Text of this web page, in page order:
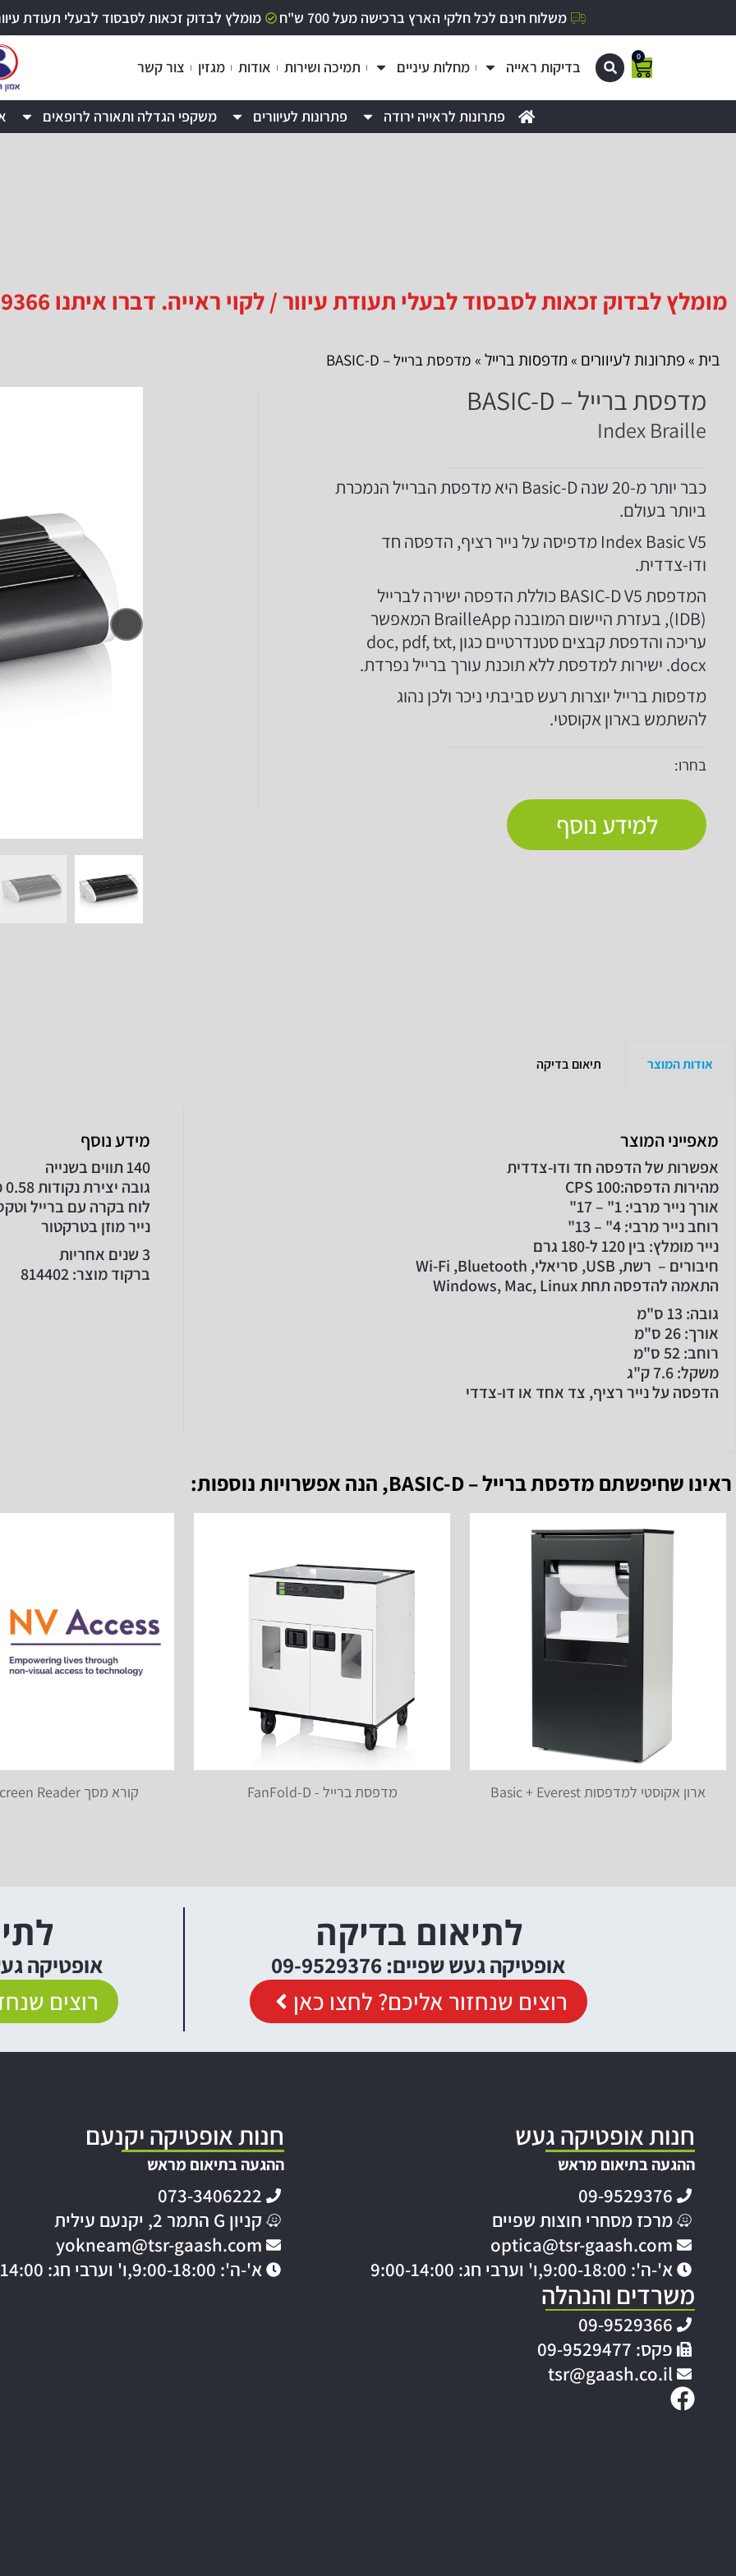
משלוח חינם לכל חלקי הארץ ברכישה מעל 700 ש"ח מומלץ לבדוק זכאות לסבסוד לבעלי תעודת עיוור /
0
בדיקות ראייה מחלות עיניים תמיכה ושירות אודות מגזין צור קשר
פתרונות לראייה ירודה פתרונות לעיוורים משקפי הגדלה ותאורה לרופאים
מומלץ לבדוק זכאות לסבסוד לבעלי תעודת עיוור / לקוי ראייה. דברו איתנו 09-9529366
בית » פתרונות לעיוורים » מדפסות ברייל » מדפסת ברייל – BASIC-D
מדפסת ברייל – BASIC-D
Index Braille
כבר יותר מ-20 שנה Basic-D היא מדפסת הברייל הנמכרת
ביותר בעולם.
Index Basic V5 מדפיסה על נייר רציף, הדפסה חד
ודו-צדדית.
המדפסת BASIC-D V5 כוללת הדפסה ישירה לברייל
(IDB), בעזרת היישום המובנה BrailleApp המאפשר
עריכה והדפסת קבצים סטנדרטיים כגון doc, pdf, txt,
.docx ישירות למדפסת ללא תוכנת עורך ברייל נפרדת.
מדפסות ברייל יוצרות רעש סביבתי ניכר ולכן נהוג
להשתמש בארון אקוסטי.
בחרו:
למידע נוסף
אודות המוצר תיאום בדיקה
מאפייני המוצר
אפשרות של הדפסה חד ודו-צדדית
מהירות הדפסה:100 CPS
אורך נייר מרבי: 1" – 17"
רוחב נייר מרבי: 4" – 13"
נייר מומלץ: בין 120 ל-180 גרם
חיבורים – רשת, USB, סריאלי, Wi-Fi ,Bluetooth
התאמה להדפסה תחת Windows, Mac, Linux
גובה: 13 ס"מ
אורך: 26 ס"מ
רוחב: 52 ס"מ
משקל: 7.6 ק"ג
הדפסה על נייר רציף, צד אחד או דו-צדדי
מידע נוסף
140 תווים בשנייה
גובה יצירת נקודות 0.58 מ"מ
לוח בקרה עם ברייל
נייר מוזן בטרקטור
3 שנים אחריות
ברקוד מוצר:814402
ראינו שחיפשתם מדפסת ברייל – BASIC-D , הנה אפשרויות נוספות:
ארון אקוסטי למדפסות Basic + Everest מדפסת ברייל - FanFold-D קורא מסך NVDA Screen Reader
לתיאום בדיקה
אופטיקה געש שפיים: 09-9529376
רוצים שנחזור אליכם? לחצו כאן
אופטיקה געש
רוצים
חנות אופטיקה געש
ההגעה בתיאום מראש
09-9529376
מרכז מסחרי חוצות שפיים
optica@tsr-gaash.com
א'-ה': 9:00-18:00,
ו' וערבי חג: 9:00-14:00
משרדים והנהלה
09-9529366
פקס: 09-9529477
tsr@gaash.co.il
חנות אופטיקה יקנעם
ההגעה בתיאום מראש
073-3406222
קניון G התמר 2, יקנעם עילית
yokneam@tsr-gaash.com
א'-ה': 9:00-18:00,
ו' וערבי חג: 9:00-14:00